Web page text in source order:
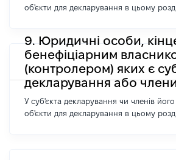
об'єкти для декларування в цьому
9. Юридичні особи,
бенефіціарним
(контролером) яких є
декларування або члени
У суб'єкта декларування чи членів його
об'єкти для декларування в цьому